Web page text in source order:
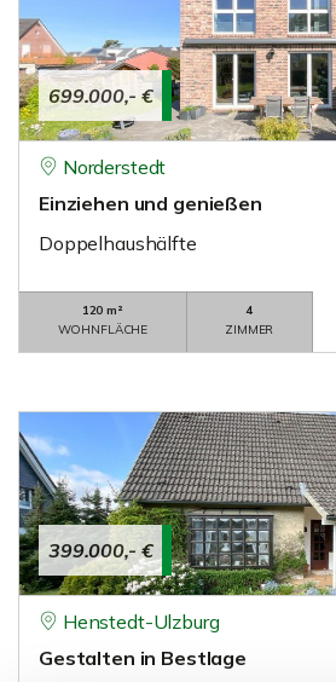
699.000,- €
Norderstedt
Einziehen und genießen
Doppelhaushälfte
120 m²
WOHNFLÄCHE
4
ZIMMER
399.000,- €
Henstedt-Ulzburg
Gestalten in Bestlage